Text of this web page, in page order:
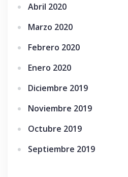
Abril 2020
Marzo 2020
Febrero 2020
Enero 2020
Diciembre 2019
Noviembre 2019
Octubre 2019
Septiembre 2019